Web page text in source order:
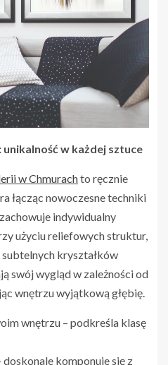
w każdej sztuce
w Chmurachto ręcznie
łącząc nowoczesne techniki
indywidualny
użyciu reliefowych struktur,
kryształków
swój wygląd w zależności od
wnętrzu wyjątkową głębię.
wnętrzu – podkreśla klasę
komponuje się z